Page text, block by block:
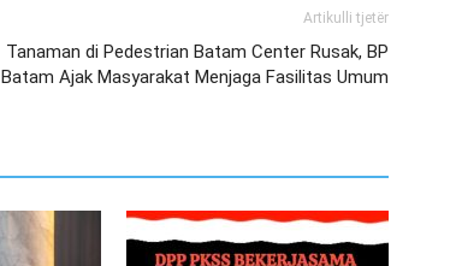
Artikulli tjetër
Tanaman di Pedestrian Batam Center Rusak, BP
Batam Ajak Masyarakat Menjaga Fasilitas Umum